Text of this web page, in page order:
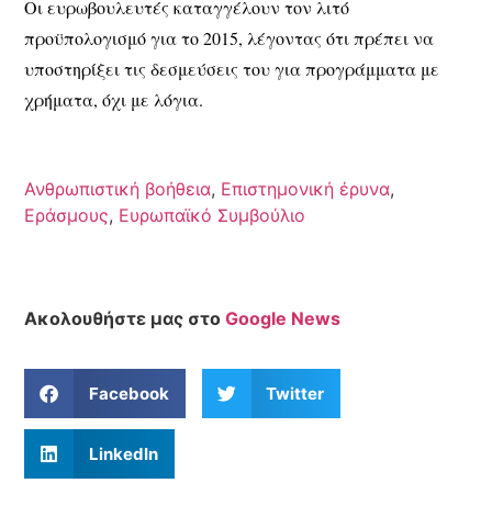
Οι ευρωβουλευτές καταγγέλουν τον λιτό
προϋπολογισμό για το 2015, λέγοντας ότι πρέπει να
υποστηρίξει τις δεσμεύσεις του για προγράμματα με
χρήματα, όχι με λόγια.
Ανθρωπιστική βοήθεια, Επιστημονική έρυνα,
Εράσμους, Ευρωπαϊκό Συμβούλιο
Ακολουθήστε μας στοGoogle News
Facebook Twitter
LinkedIn